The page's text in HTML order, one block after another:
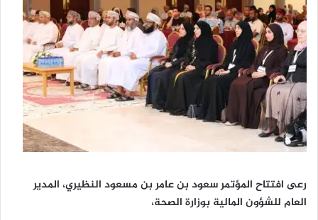
رعى افتتاح المؤتمر سعود بن عامر بن مسعود النظيري، المدير
العام للشؤون المالية بوزارة الصحة،